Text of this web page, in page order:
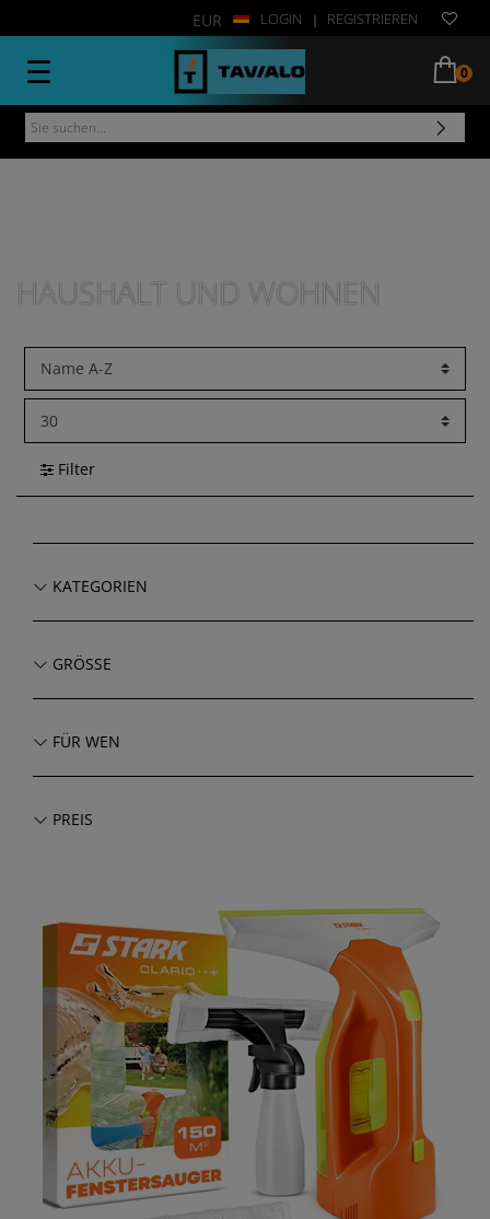
EUR LOGIN | REGISTRIEREN
0
☰
HAUSHALT UND WOHNEN
Filter
KATEGORIEN
GRÖSSE
FÜR WEN
PREIS